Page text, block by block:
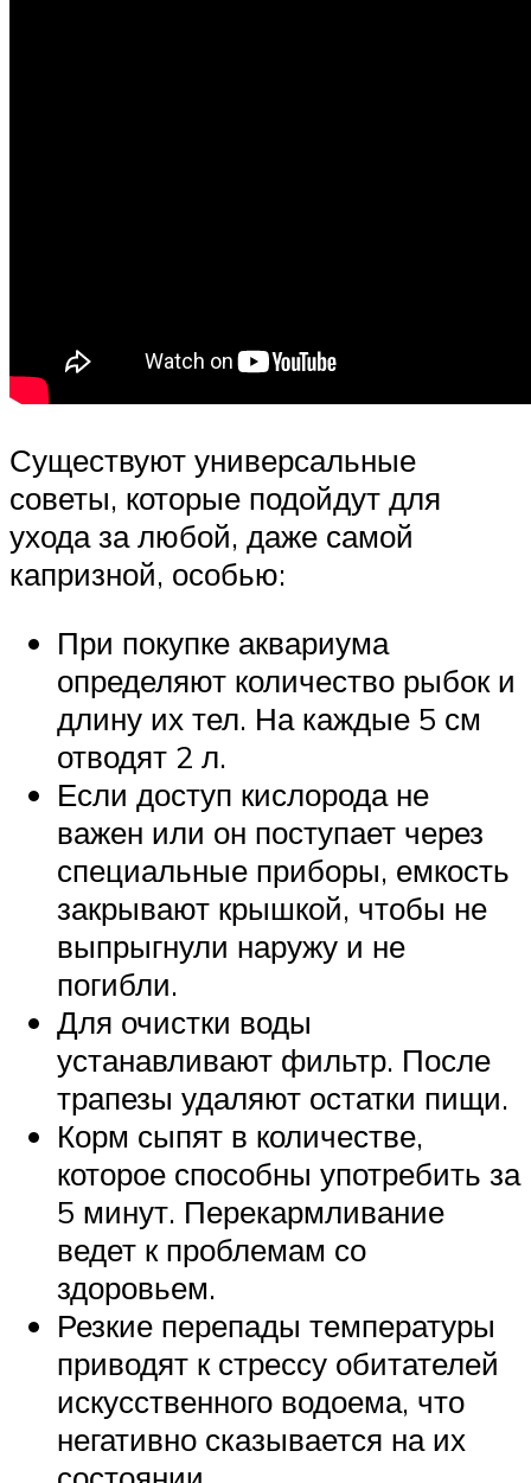
Существуют универсальные
советы, которые подойдут для
ухода за любой, даже самой
капризной, особью:
При покупке аквариума
определяют количество рыбок и
длину их тел. На каждые 5 см
отводят 2 л.
Если доступ кислорода не
важен или он поступает через
специальные приборы, емкость
закрывают крышкой, чтобы не
выпрыгнули наружу и не
погибли.
Для очистки воды
устанавливают фильтр. После
трапезы удаляют остатки пищи.
Корм сыпят в количестве,
которое способны употребить за
5 минут. Перекармливание
ведет к проблемам со
здоровьем.
Резкие перепады температуры
приводят к стрессу обитателей
искусственного водоема, что
негативно сказывается на их